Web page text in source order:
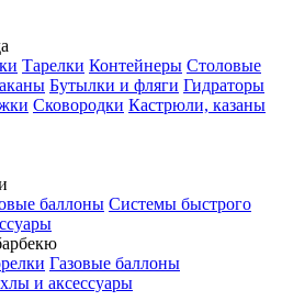
Тарелки Контейнеры Столовые
Бутылки и фляги Гидраторы
Сковородки Кастрюли, казаны
баллоны Системы быстрого
Газовые баллоны
и аксессуары